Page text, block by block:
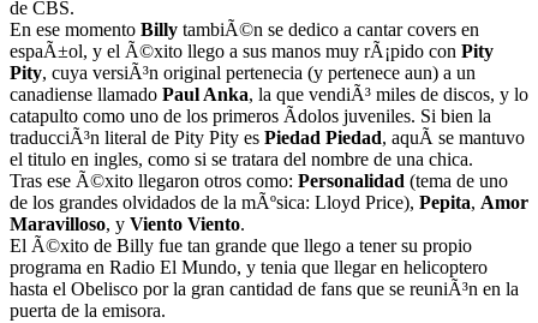
de CBS.
En ese momento Billy tambiÃ©n se dedico a cantar covers en
espaÃ±ol, y el Ã©xito llego a sus manos muy rÃ¡pido con Pity
Pity, cuya versiÃ³n original pertenecia (y pertenece aun) a un
canadiense llamado Paul Anka, la que vendiÃ³ miles de discos, y lo
catapulto como uno de los primeros Ã­dolos juveniles. Si bien la
traducciÃ³n literal de Pity Pity es Piedad Piedad, aquÃ­ se mantuvo
el titulo en ingles, como si se tratara del nombre de una chica.
Tras ese Ã©xito llegaron otros como: Personalidad (tema de uno
de los grandes olvidados de la mÃºsica: Lloyd Price), Pepita, Amor
Maravilloso, y Viento Viento.
El Ã©xito de Billy fue tan grande que llego a tener su propio
programa en Radio El Mundo, y tenia que llegar en helicoptero
hasta el Obelisco por la gran cantidad de fans que se reuniÃ³n en la
puerta de la emisora.